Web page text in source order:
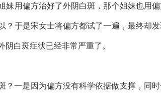
妹用偏方治好了外阴白斑，那个姐妹也用
？于是宋女士将偏方都试了一遍，最终却
白斑症状已经非常严重了。
？一是因为偏方没有科学依据做支撑，同